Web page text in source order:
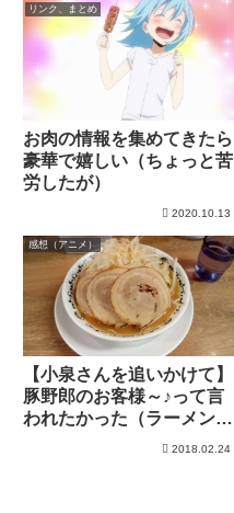
リンク、まとめ
お肉の情報を集めてきたら
豪華で嬉しい（ちょっと苦
労したが）
2020.10.13
感想（アニメ）
【小泉さんを追いかけて】
豚野郎のお客様～♪って言
われたかった（ラーメン大
2018.02.24